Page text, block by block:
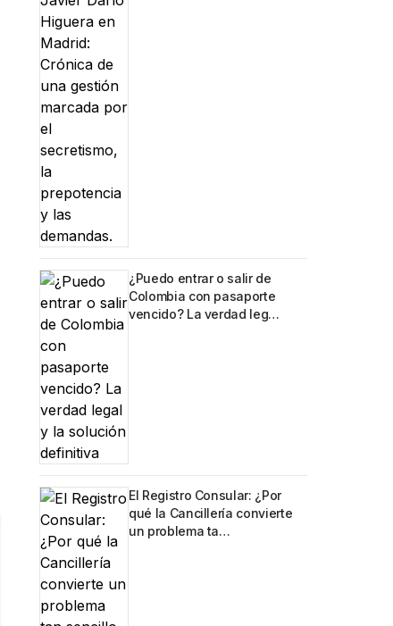
¿Puedo entrar o salir de
Colombia con pasaporte
vencido? La verdad leg…
El Registro Consular: ¿Por
qué la Cancillería convierte
un problema ta…